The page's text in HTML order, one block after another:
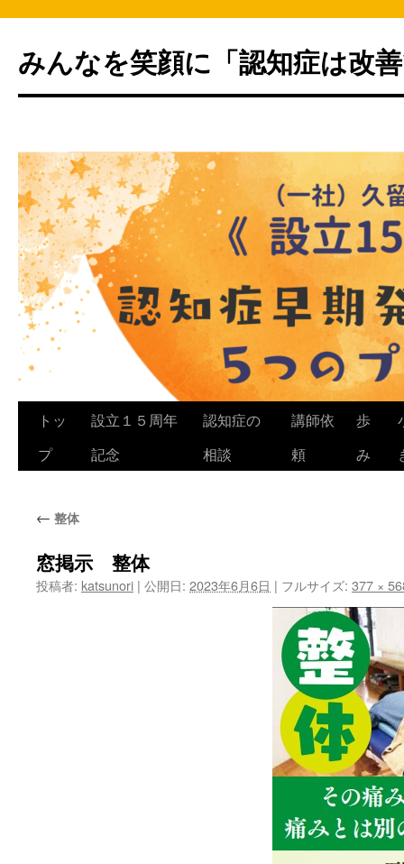
みんなを笑顔に「認知症は改
ン
ン
ツ
へ
トッ
プ
設立１５周年
記念
認知症の
相談
講師依
頼
歩
み
← 整体
窓掲示 整体
投稿者: katsunori | 公開日: 2023年6月6日 | フルサイズ: 377 ×